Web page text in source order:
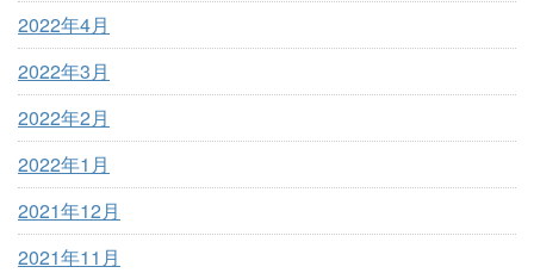
2022年4月
2022年3月
2022年2月
2022年1月
2021年12月
2021年11月